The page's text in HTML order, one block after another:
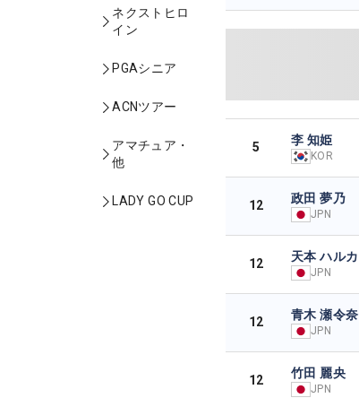
ネクストヒロ
イン
PGAシニア
ACNツアー
アマチュア・
他
LADY GO CUP
5 李 知姫
KOR
12 政田 夢乃
JPN
12 天本 ハルカ
JPN
12 青木 瀬令奈
JPN
12 竹田 麗央
JPN